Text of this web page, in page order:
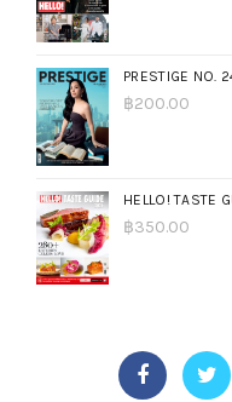
PRESTIGE NO.
฿200.00
HELLO! TASTE
฿350.00